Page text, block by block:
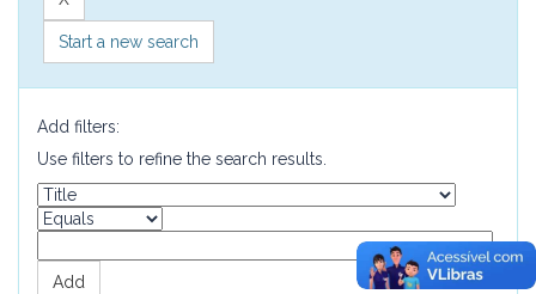
Start a new search
Add filters:
Use filters to refine the search results.